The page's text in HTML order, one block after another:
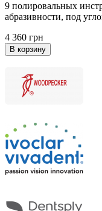
9 полировальных
абразивности, под
4 360 грн
В корзину